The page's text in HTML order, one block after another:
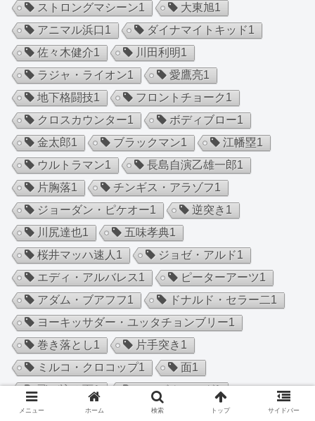
ストロングマシーン1 大東旭1
アニマル浜口 1 ダイナマイトキッド1
佐々木健介1 川田利明1
ラジャ・ライオン1 愛鷹亮1
地下格闘技1 フロントチョーク1
クロスカウンター1 ボディブロー1
金太郎1 ブラックマン1 江幡塁1
ウルトラマン1 長島自演乙雄一郎1
片胸落1 チンギス・アラゾフ1
ジョーダン・ピケオー1 逆突き 1
川尻達也1 五味孝典1
桜井マッハ速人 1 ジョゼ・アルド1
エディ・アルバレス1 ピーターアーツ1
アダム・ブアフフ1 ドナルド・セラー二1
ヨーキッサダー・ユッタチョンブリー1
巻き落とし1 片手突き 1
ミルコ・クロコップ1 面1
飛び込み面1 マスボクシング1
平本蓮
久保優太1
メニュー ホーム 検索 トップ サイドバー